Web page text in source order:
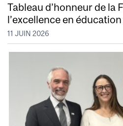
Tableau d’honneur de la
l’excellence en éducation
11 JUIN 2026